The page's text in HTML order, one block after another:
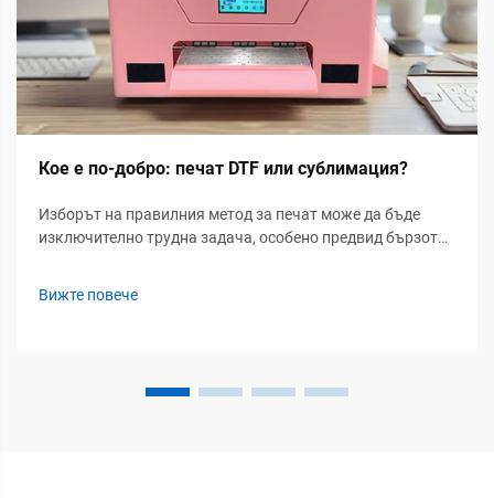
Кое е по-добро: печат DTF или сублимация?
Изборът на правилния метод за печат може да бъде
изключително трудна задача, особено предвид бързото
Вижте повече